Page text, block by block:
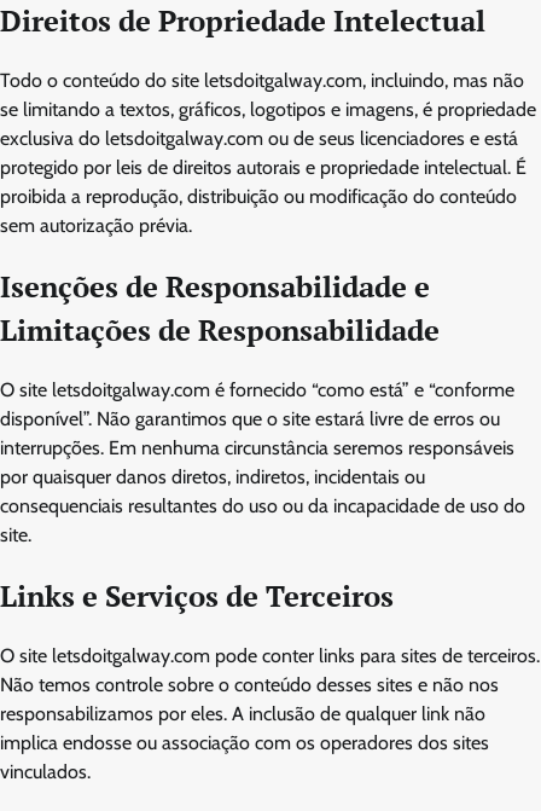
Direitos de Propriedade Intelectual
Todo o conteúdo do site letsdoitgalway.com, incluindo, mas não
se limitando a textos, gráficos, logotipos e imagens, é propriedade
exclusiva do letsdoitgalway.com ou de seus licenciadores e está
protegido por leis de direitos autorais e propriedade intelectual. É
proibida a reprodução, distribuição ou modificação do conteúdo
sem autorização prévia.
Isenções de Responsabilidade e
Limitações de Responsabilidade
O site letsdoitgalway.com é fornecido “como está” e “conforme
disponível”. Não garantimos que o site estará livre de erros ou
interrupções. Em nenhuma circunstância seremos responsáveis
por quaisquer danos diretos, indiretos, incidentais ou
consequenciais resultantes do uso ou da incapacidade de uso do
site.
Links e Serviços de Terceiros
O site letsdoitgalway.com pode conter links para sites de terceiros.
Não temos controle sobre o conteúdo desses sites e não nos
responsabilizamos por eles. A inclusão de qualquer link não
implica endosse ou associação com os operadores dos sites
vinculados.